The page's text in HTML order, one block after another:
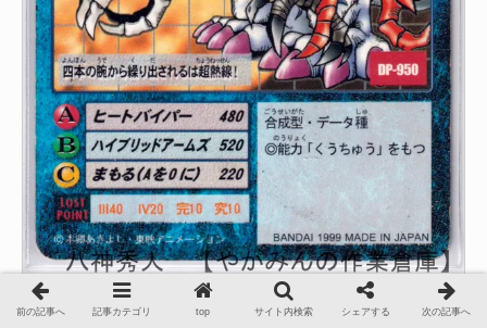
前の記事へ 記事カテゴリ top サイト内検索 シェアする 次の記事へ